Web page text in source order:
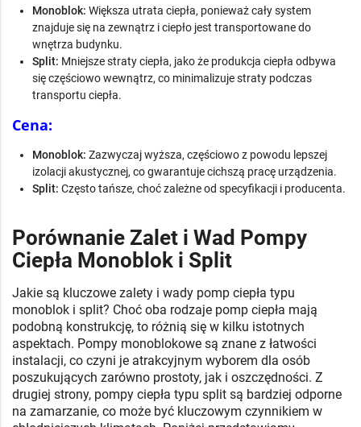
Monoblok: Większa utrata ciepła, ponieważ cały system
znajduje się na zewnątrz i ciepło jest transportowane do
wnętrza budynku.
Split: Mniejsze straty ciepła, jako że produkcja ciepła odbywa
się częściowo wewnątrz, co minimalizuje straty podczas
transportu ciepła.
Cena:
Monoblok: Zazwyczaj wyższa, częściowo z powodu lepszej
izolacji akustycznej, co gwarantuje cichszą pracę urządzenia.
Split: Często tańsze, choć zależne od specyfikacji i producenta.
Porównanie Zalet i Wad Pompy
Ciepła Monoblok i Split
Jakie są kluczowe zalety i wady pomp ciepła typu
monoblok i split? Choć oba rodzaje pomp ciepła mają
podobną konstrukcję, to różnią się w kilku istotnych
aspektach. Pompy monoblokowe są znane z łatwości
instalacji, co czyni je atrakcyjnym wyborem dla osób
poszukujących zarówno prostoty, jak i oszczędności. Z
drugiej strony, pompy ciepła typu split są bardziej odporne
na zamarzanie, co może być kluczowym czynnikiem w